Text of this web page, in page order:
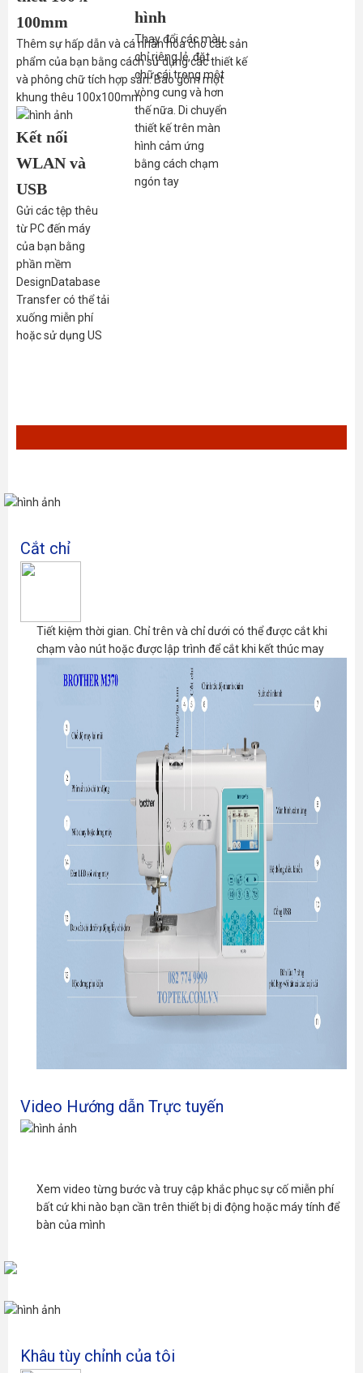
100mm
Thêm sự hấp dẫn và cá nhân hóa cho các sản
phẩm của bạn bằng cách sử dụng các thiết kế
và phông chữ tích hợp sẵn.Bao gồm một
khung thêu 100x100mm
Kết nối
WLAN và
USB
Gửi các tệp thêu
từ PC đến máy
của bạn bằng
phần mềm
DesignDatabase
Transfer có thể tải
xuống miễn phí
hoặc sử dụng US
hình
Thay đổi các màu
chỉ riêng lẻ, đặt
chữ cái trong một
vòng cung và hơn
thế nữa. Di chuyển
thiết kế trên màn
hình cảm ứng
bằng cách chạm
ngón tay
Cắt chỉ
Tiết kiệm thời gian. Chỉ trên và chỉ dưới có thể được cắt khi
chạm vào nút hoặc được lập trình để cắt khi kết thúc may
Video Hướng dẫn Trực tuyến
Xem video từng bước và truy cập khắc phục sự cố miễn phí
bất cứ khi nào bạn cần trên thiết bị di động hoặc máy tính để
bàn của mình
Khâu tùy chỉnh của tôi